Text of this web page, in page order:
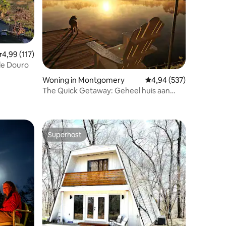
beoordeling van 4,99 uit 5, 117 recensies
4,99 (117)
Douro
Woning in Montgomery Gemiddelde
4,94 (537)
The Quick Getaway: Geheel huis aan
Superhost
Superhost